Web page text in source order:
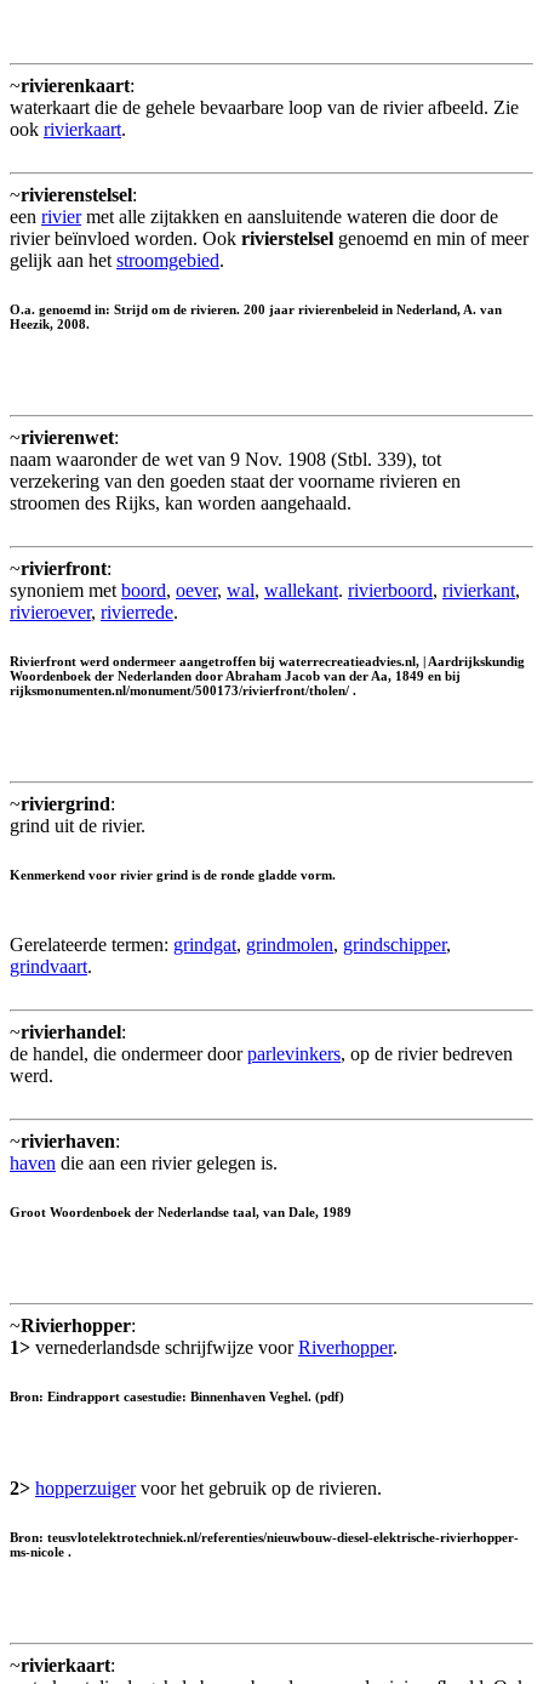
~rivierenkaart:
waterkaart die de gehele bevaarbare loop van de rivier afbeeld. Zie
ook rivierkaart.
~rivierenstelsel:
een riviermet alle zijtakken en aansluitende wateren die door de
rivier beïnvloed worden. Ook rivierstelsel genoemd en min of meer
gelijk aan hetstroomgebied.
O.a. genoemd in: Strijd om de rivieren. 200 jaar rivierenbeleid in Nederland, A. van
Heezik, 2008.
~rivierenwet:
naam waaronder de wet van 9 Nov. 1908 (Stbl. 339), tot
verzekering van den goeden staat der voorname rivieren en
stroomen des Rijks, kan worden aangehaald.
~rivierfront:
synoniem metboord, oever, wal, wallekant. rivierboord, rivierkant,
rivieroever, rivierrede.
Rivierfront werd ondermeer aangetroffen bij waterrecreatieadvies.nl, | Aardrijkskundig
Woordenboek der Nederlanden door Abraham Jacob van der Aa, 1849 en bij
rijksmonumenten.nl/monument/500173/rivierfront/tholen/ .
~riviergrind:
grind uit de rivier.
Kenmerkend voor rivier grind is de ronde gladde vorm.
Gerelateerde termen: grindgat, grindmolen, grindschipper,
grindvaart.
~rivierhandel:
de handel, die ondermeer doorparlevinkers, op de rivier bedreven
werd.
~rivierhaven:
haven die aan een rivier gelegen is.
Groot Woordenboek der Nederlandse taal, van Dale, 1989
~Rivierhopper:
1> vernederlandsde schrijfwijze voorRiverhopper.
Bron: Eindrapport casestudie: Binnenhaven Veghel. (pdf)
2> hopperzuigervoor het gebruik op de rivieren.
Bron: teusvlotelektrotechniek.nl/referenties/nieuwbouw-diesel-elektrische-rivierhopper-
ms-nicole .
~rivierkaart: